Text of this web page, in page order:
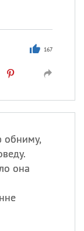
167
обниму,
она